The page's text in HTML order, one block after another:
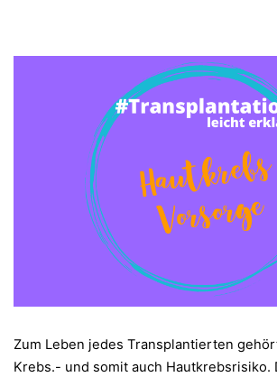
Zum Leben jedes Transplantierten
Krebs.- und somit auch Hautkrebsrisiko.